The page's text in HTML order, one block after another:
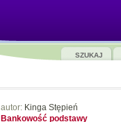
SZUKAJ
autor: Kinga Stępień
Bankowość podstawy